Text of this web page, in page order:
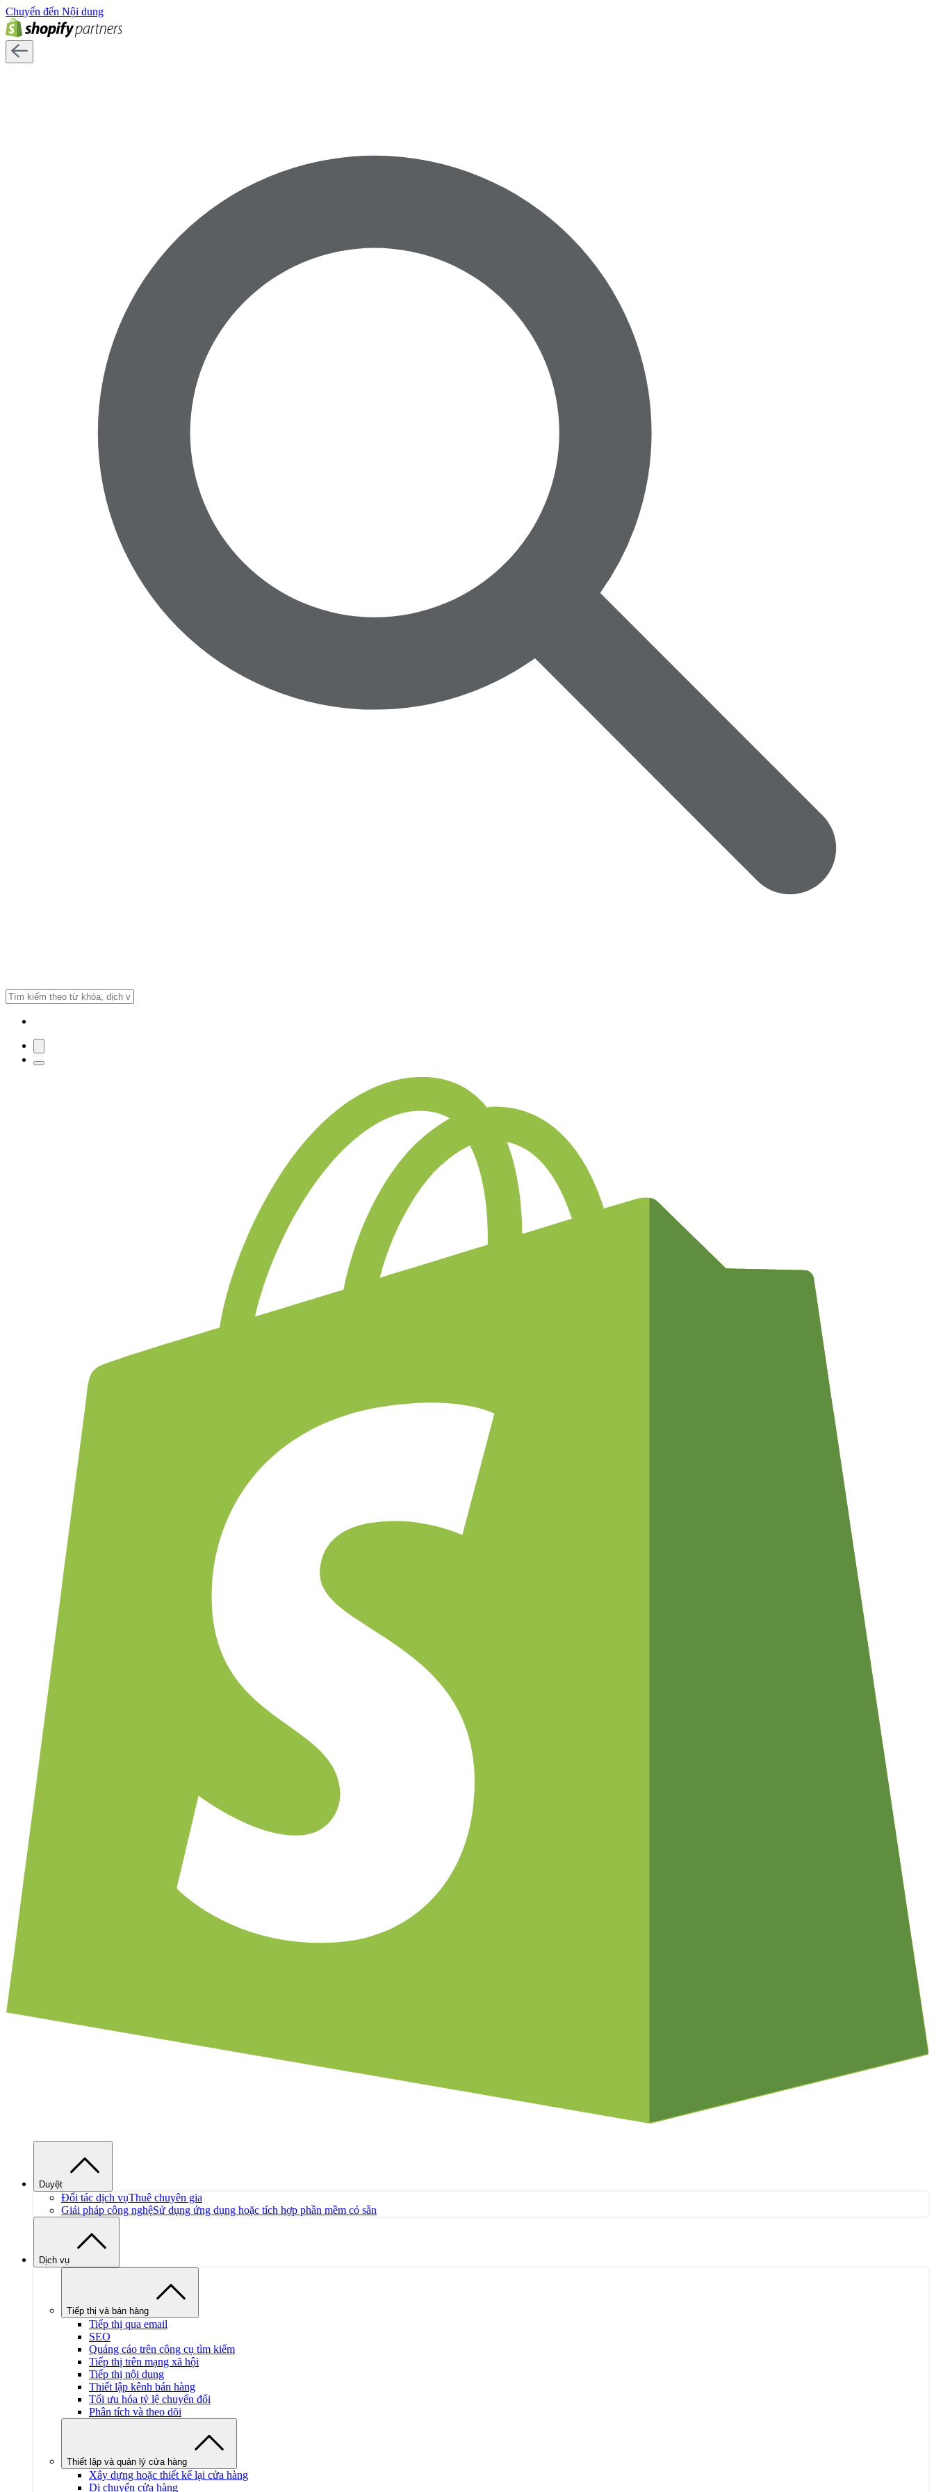
Chuyển đến Nội dung
Duyệt
Đối tác dịch vụThuê chuyên gia
Giải pháp công nghệSử dụng ứng dụng hoặc tích hợp phần mềm có sẵn
Dịch vụ
Tiếp thị và bán hàng
Tiếp thị qua email
SEO
Quảng cáo trên công cụ tìm kiếm
Tiếp thị trên mạng xã hội
Tiếp thị nội dung
Thiết lập kênh bán hàng
Tối ưu hóa tỷ lệ chuyển đổi
Phân tích và theo dõi
Thiết lập và quản lý cửa hàng
Xây dựng hoặc thiết kế lại cửa hàng
Di chuyển cửa hàng